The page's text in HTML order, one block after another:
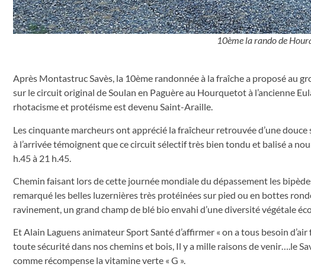
10ème la rando de
Après Montastruc Savès, la 10ème randonnée à la fraîche a proposé au
sur le circuit original de Soulan en Paguère au Hourquetot à l’ancienne
rhotacisme et protéisme est devenu Saint-Araille.
Les cinquante marcheurs ont apprécié la fraîcheur retrouvée d’une
à l’arrivée témoignent que ce circuit sélectif très bien tondu et balisé a
h.45 à 21 h.45.
Chemin faisant lors de cette journée mondiale du dépassement les
remarqué les belles luzernières très protéinées sur pied ou en bottes
ravinement, un grand champ de blé bio envahi d’une diversité végétale
Et Alain Laguens animateur Sport Santé d’affirmer « on a tous besoin
toute sécurité dans nos chemins et bois, Il y a mille raisons de venir….le
comme récompense la vitamine verte « G ».